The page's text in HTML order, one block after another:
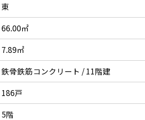
東
66.00㎡
7.89㎡
鉄骨鉄筋コンクリート / 11階建
186戸
5階